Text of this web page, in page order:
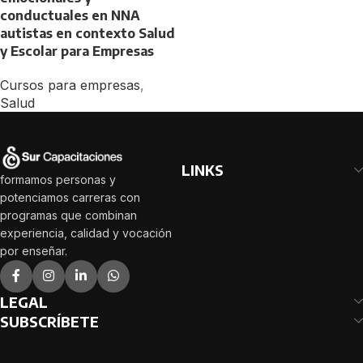
conductuales en NNA
autistas en contexto Salud
y Escolar para Empresas
Cursos para empresas,
Salud
formamos personas y
potenciamos carreras con
programas que combinan
experiencia, calidad y vocación
por enseñar.
LINKS
LEGAL
SUBSCRÍBETE